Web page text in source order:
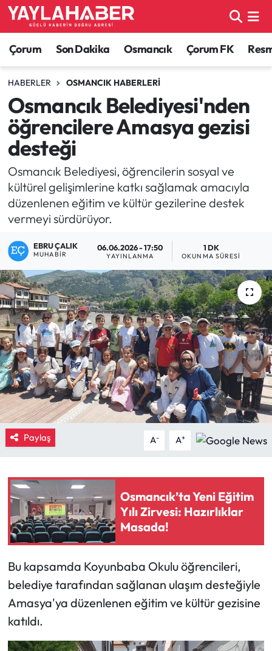
Çorum Son Dakika Osmancık Çorum FK
HABERLER OSMANCIK HABERLERI
Osmancık Belediyesi'nden
öğrencilere Amasya gezisi
desteği
Osmancık Belediyesi, öğrencilerin sosyal ve
kültürel gelişimlerine katkı sağlamak amacıyla
düzenlenen eğitim ve kültür gezilerine destek
vermeyi sürdürüyor.
EBRU ÇALIK
MUHABIR
06.06.2026 - 17:50
YAYINLANMA
1 DK
OKUNMA SÜRESI
Paylaş A- A+
Osmancık’ta Yeni Eğitim
Yılı Zirvesi: Hazırlıklar
Masada!
Bu kapsamda Koyunbaba Okulu öğrencileri,
belediye tarafından sağlanan ulaşım desteğiyle
Amasya'ya düzenlenen eğitim ve kültür gezisine
katıldı.
Alaca Haberleri
Bayat Haberleri
Bilgi - Keşfet Haberleri
Bilim ve Teknoloji
Boğazkale Haberleri
Çorum Haberleri
Eğitim
Ekonomi
Güncel
İskilip Haberleri
Kargı Haberleri
Kimdir?
Kültür Sanat
Laçin Haberleri
Magazin
Mecitözü Haberleri
Oğuzlar Haberleri
Çorum Nöbetçi Eczaneler
Çorum Hava Durumu
Çorum Namaz Vakitleri
Çorum Trafik Yoğunluk Haritası
TFF 1.Lig Puan Durumu ve Fikstür
Tüm Manşetler